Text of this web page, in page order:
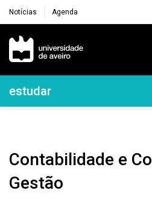
Notícias Agenda
Navegação Principal
Navegação Lateral
estudar
Contabilidade e Controlo de
Gestão